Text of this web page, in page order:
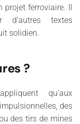
projet ferroviaire. Il
d’autres textes
solidien.
?
qu'aux
des
des tirs de mines